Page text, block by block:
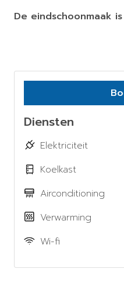
De eindschoonmaak
Diensten
Elektriciteit
Koelkast
Airconditioning
Verwarming
Wi-fi